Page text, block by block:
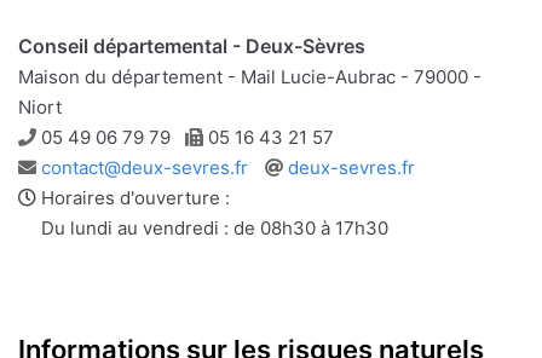
Conseil départemental - Deux-Sèvres
Maison du département - Mail Lucie-Aubrac - 79000 -
Niort
Téléphone
05 49 06 79 79 Télécopie
05 16 43 21 57
Adresse
e-
mail
contact@deux-sevres.fr
Site
deux-sevres.fr
Horaires d'ouverture :
Du lundi au vendredi : de 08h30 à 17h30
Informations sur les risques naturels